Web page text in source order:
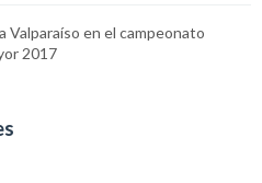
Valparaíso en el campeonato
2017